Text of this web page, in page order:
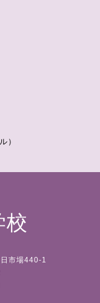
）
校
市場440-1